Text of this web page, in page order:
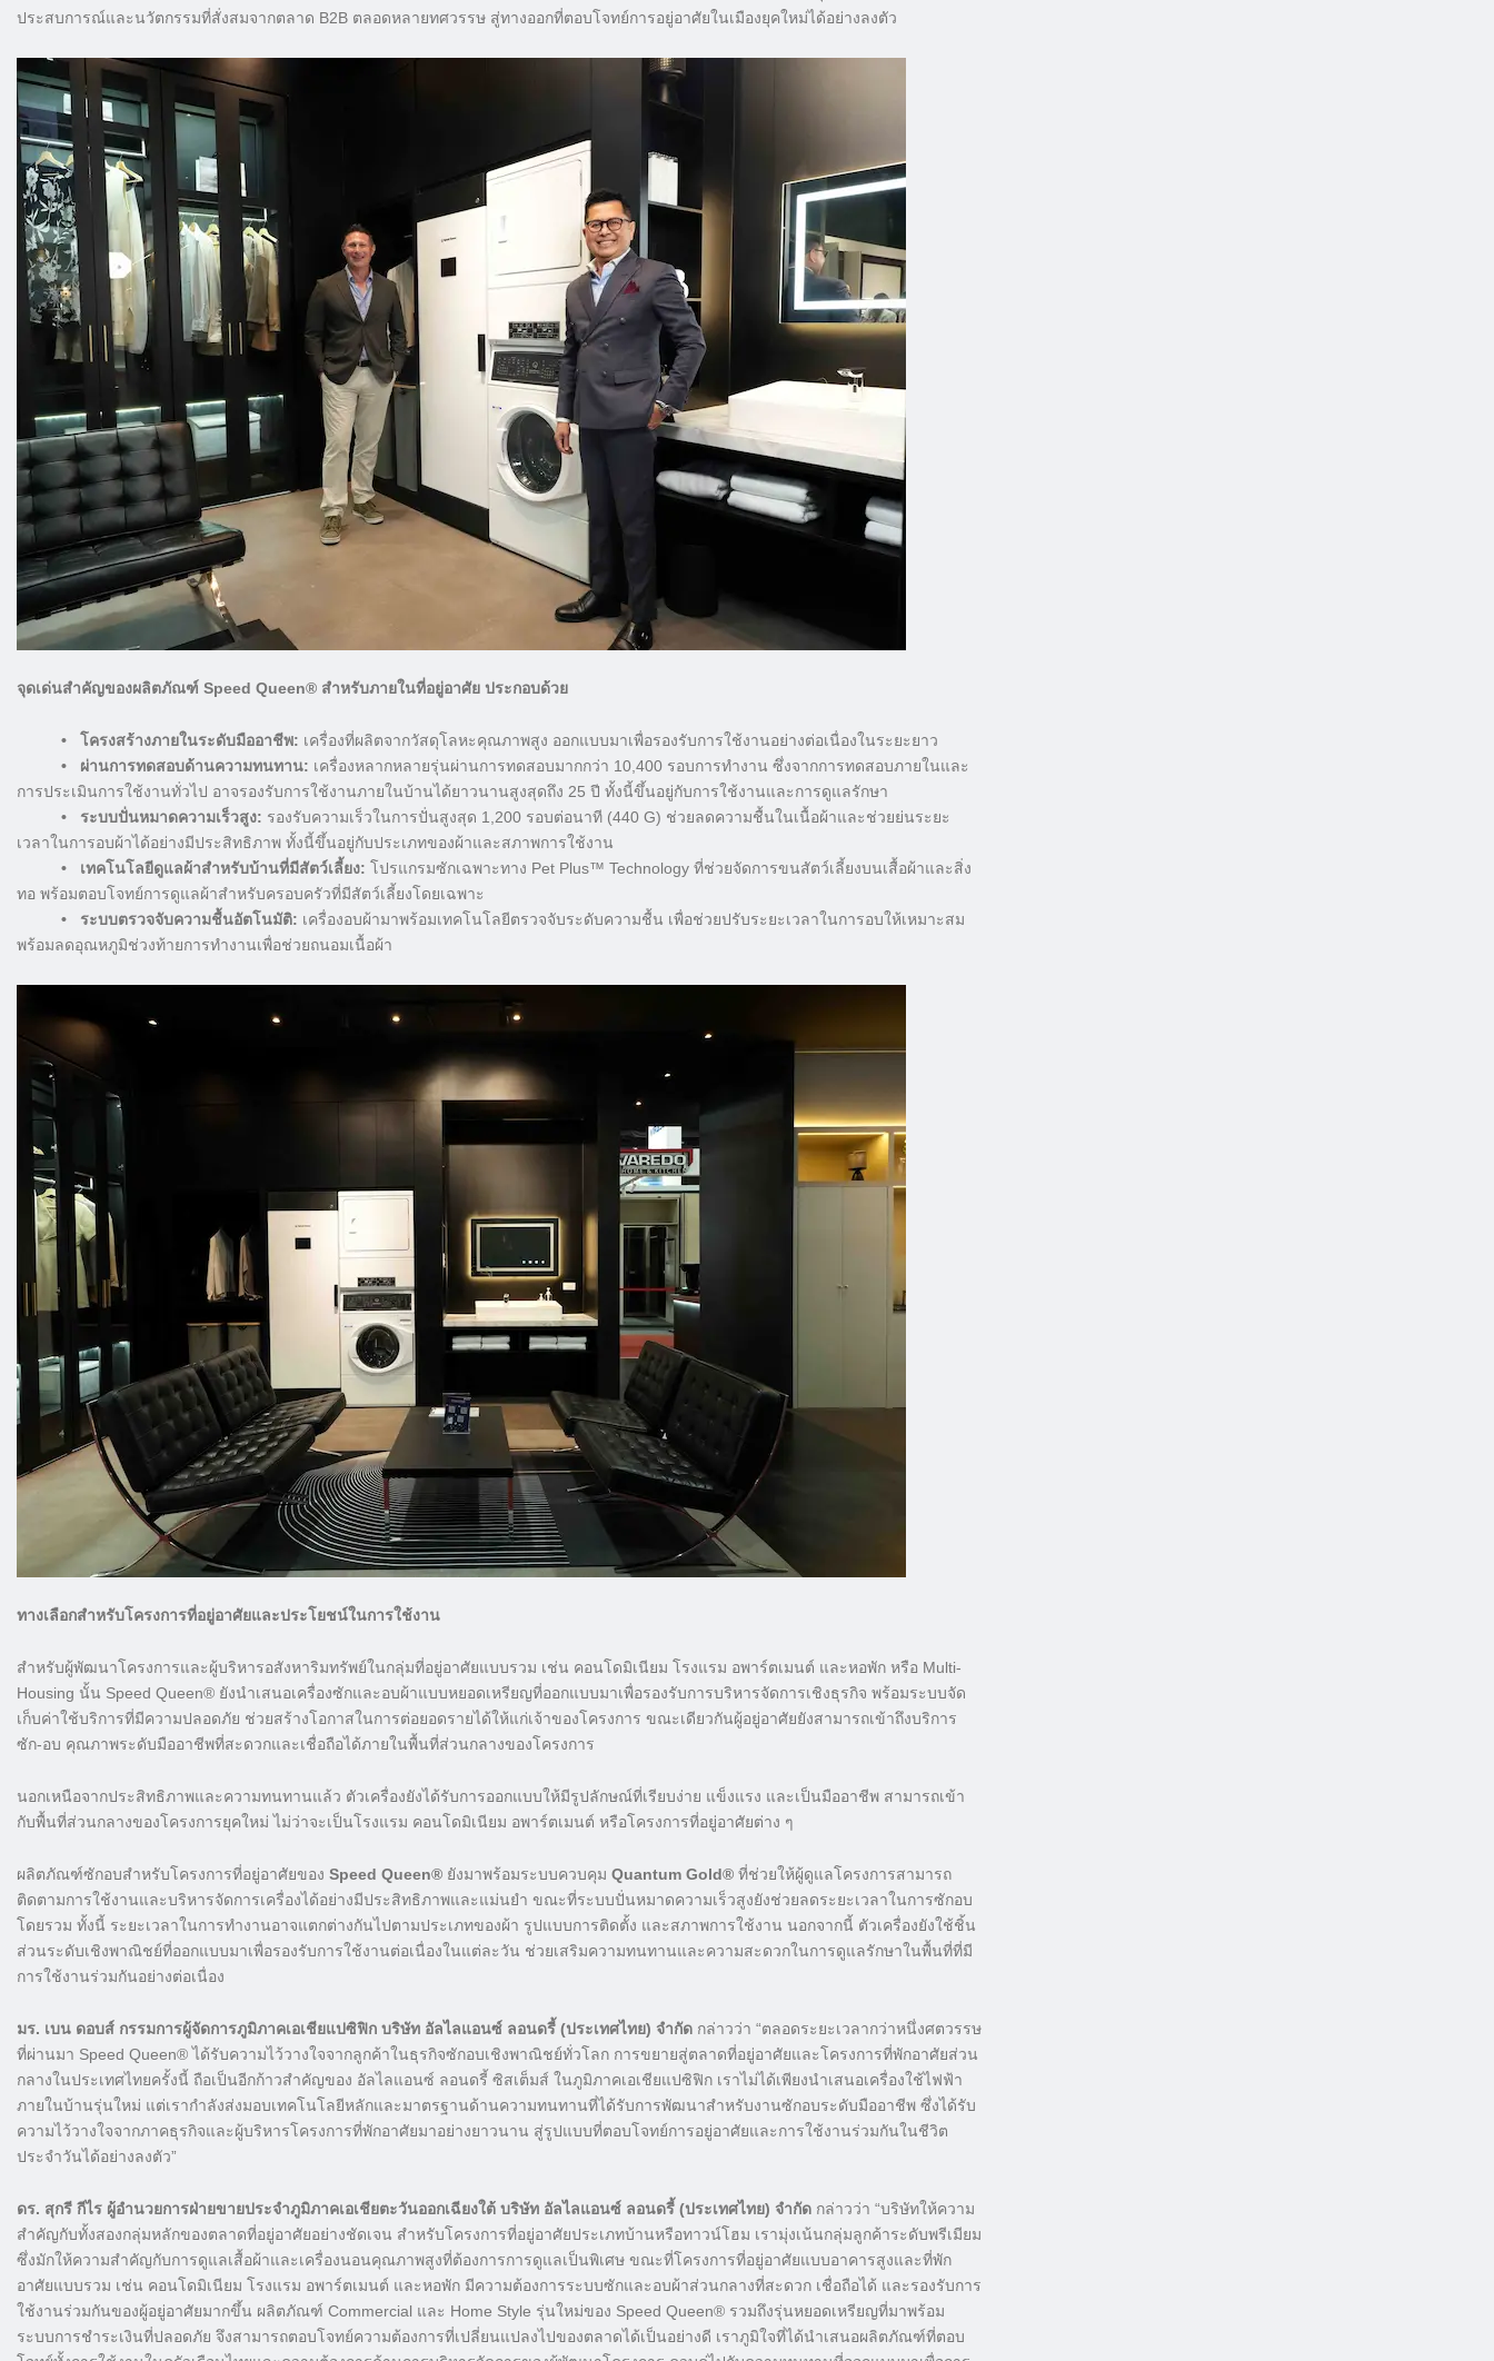
ประสบการณ์และนวัตกรรมที่สั่งสมจากตลาด B2B ตลอดหลายทศวรรษ สู่ทางออกที่ตอบโจทย์การอยู่อาศัยในเมืองยุคใหม่ได้อย่างลงตัว
จุดเด่นสำคัญของผลิตภัณฑ์ Speed Queen® สำหรับภายในที่อยู่อาศัย ประกอบด้วย
• โครงสร้างภายในระดับมืออาชีพ: เครื่องที่ผลิตจากวัสดุโลหะคุณภาพสูง ออกแบบมาเพื่อรองรับการใช้งานอย่างต่อเนื่องในระยะยาว
• ผ่านการทดสอบด้านความทนทาน: เครื่องหลากหลายรุ่นผ่านการทดสอบมากกว่า 10,400 รอบการทำงาน ซึ่งจากการทดสอบภายในและ
การประเมินการใช้งานทั่วไป อาจรองรับการใช้งานภายในบ้านได้ยาวนานสูงสุดถึง 25 ปี ทั้งนี้ขึ้นอยู่กับการใช้งานและการดูแลรักษา
• ระบบปั่นหมาดความเร็วสูง: รองรับความเร็วในการปั่นสูงสุด 1,200 รอบต่อนาที (440 G) ช่วยลดความชื้นในเนื้อผ้าและช่วยย่นระยะ
เวลาในการอบผ้าได้อย่างมีประสิทธิภาพ ทั้งนี้ขึ้นอยู่กับประเภทของผ้าและสภาพการใช้งาน
• เทคโนโลยีดูแลผ้าสำหรับบ้านที่มีสัตว์เลี้ยง: โปรแกรมซักเฉพาะทาง Pet Plus™ Technology ที่ช่วยจัดการขนสัตว์เลี้ยงบนเสื้อผ้าและสิ่ง
ทอ พร้อมตอบโจทย์การดูแลผ้าสำหรับครอบครัวที่มีสัตว์เลี้ยงโดยเฉพาะ
• ระบบตรวจจับความชื้นอัตโนมัติ: เครื่องอบผ้ามาพร้อมเทคโนโลยีตรวจจับระดับความชื้น เพื่อช่วยปรับระยะเวลาในการอบให้เหมาะสม
พร้อมลดอุณหภูมิช่วงท้ายการทำงานเพื่อช่วยถนอมเนื้อผ้า
ทางเลือกสำหรับโครงการที่อยู่อาศัยและประโยชน์ในการใช้งาน
สำหรับผู้พัฒนาโครงการและผู้บริหารอสังหาริมทรัพย์ในกลุ่มที่อยู่อาศัยแบบรวม เช่น คอนโดมิเนียม โรงแรม อพาร์ตเมนต์ และหอพัก หรือ Multi-
Housing นั้น Speed Queen® ยังนำเสนอเครื่องซักและอบผ้าแบบหยอดเหรียญที่ออกแบบมาเพื่อรองรับการบริหารจัดการเชิงธุรกิจ พร้อมระบบจัด
เก็บค่าใช้บริการที่มีความปลอดภัย ช่วยสร้างโอกาสในการต่อยอดรายได้ให้แก่เจ้าของโครงการ ขณะเดียวกันผู้อยู่อาศัยยังสามารถเข้าถึงบริการ
ซัก-อบ คุณภาพระดับมืออาชีพที่สะดวกและเชื่อถือได้ภายในพื้นที่ส่วนกลางของโครงการ
นอกเหนือจากประสิทธิภาพและความทนทานแล้ว ตัวเครื่องยังได้รับการออกแบบให้มีรูปลักษณ์ที่เรียบง่าย แข็งแรง และเป็นมืออาชีพ สามารถเข้า
กับพื้นที่ส่วนกลางของโครงการยุคใหม่ ไม่ว่าจะเป็นโรงแรม คอนโดมิเนียม อพาร์ตเมนต์ หรือโครงการที่อยู่อาศัยต่าง ๆ
ผลิตภัณฑ์ซักอบสำหรับโครงการที่อยู่อาศัยของ Speed Queen® ยังมาพร้อมระบบควบคุม Quantum Gold® ที่ช่วยให้ผู้ดูแลโครงการสามารถ
ติดตามการใช้งานและบริหารจัดการเครื่องได้อย่างมีประสิทธิภาพและแม่นยำ ขณะที่ระบบปั่นหมาดความเร็วสูงยังช่วยลดระยะเวลาในการซักอบ
โดยรวม ทั้งนี้ ระยะเวลาในการทำงานอาจแตกต่างกันไปตามประเภทของผ้า รูปแบบการติดตั้ง และสภาพการใช้งาน นอกจากนี้ ตัวเครื่องยังใช้ชิ้น
ส่วนระดับเชิงพาณิชย์ที่ออกแบบมาเพื่อรองรับการใช้งานต่อเนื่องในแต่ละวัน ช่วยเสริมความทนทานและความสะดวกในการดูแลรักษาในพื้นที่ที่มี
การใช้งานร่วมกันอย่างต่อเนื่อง
มร. เบน ดอบส์ กรรมการผู้จัดการภูมิภาคเอเชียแปซิฟิก บริษัท อัลไลแอนซ์ ลอนดรี้ (ประเทศไทย) จำกัด กล่าวว่า “ตลอดระยะเวลากว่าหนึ่งศตวรรษ
ที่ผ่านมา Speed Queen® ได้รับความไว้วางใจจากลูกค้าในธุรกิจซักอบเชิงพาณิชย์ทั่วโลก การขยายสู่ตลาดที่อยู่อาศัยและโครงการที่พักอาศัยส่วน
กลางในประเทศไทยครั้งนี้ ถือเป็นอีกก้าวสำคัญของ อัลไลแอนซ์ ลอนดรี้ ซิสเต็มส์ ในภูมิภาคเอเชียแปซิฟิก เราไม่ได้เพียงนำเสนอเครื่องใช้ไฟฟ้า
ภายในบ้านรุ่นใหม่ แต่เรากำลังส่งมอบเทคโนโลยีหลักและมาตรฐานด้านความทนทานที่ได้รับการพัฒนาสำหรับงานซักอบระดับมืออาชีพ ซึ่งได้รับ
ความไว้วางใจจากภาคธุรกิจและผู้บริหารโครงการที่พักอาศัยมาอย่างยาวนาน สู่รูปแบบที่ตอบโจทย์การอยู่อาศัยและการใช้งานร่วมกันในชีวิต
ประจำวันได้อย่างลงตัว”
ดร. สุกรี กีไร ผู้อำนวยการฝ่ายขายประจำภูมิภาคเอเชียตะวันออกเฉียงใต้ บริษัท อัลไลแอนซ์ ลอนดรี้ (ประเทศไทย) จำกัด กล่าวว่า “บริษัทให้ความ
สำคัญกับทั้งสองกลุ่มหลักของตลาดที่อยู่อาศัยอย่างชัดเจน สำหรับโครงการที่อยู่อาศัยประเภทบ้านหรือทาวน์โฮม เรามุ่งเน้นกลุ่มลูกค้าระดับพรีเมียม
ซึ่งมักให้ความสำคัญกับการดูแลเสื้อผ้าและเครื่องนอนคุณภาพสูงที่ต้องการการดูแลเป็นพิเศษ ขณะที่โครงการที่อยู่อาศัยแบบอาคารสูงและที่พัก
อาศัยแบบรวม เช่น คอนโดมิเนียม โรงแรม อพาร์ตเมนต์ และหอพัก มีความต้องการระบบซักและอบผ้าส่วนกลางที่สะดวก เชื่อถือได้ และรองรับการ
ใช้งานร่วมกันของผู้อยู่อาศัยมากขึ้น ผลิตภัณฑ์ Commercial และ Home Style รุ่นใหม่ของ Speed Queen® รวมถึงรุ่นหยอดเหรียญที่มาพร้อม
ระบบการชำระเงินที่ปลอดภัย จึงสามารถตอบโจทย์ความต้องการที่เปลี่ยนแปลงไปของตลาดได้เป็นอย่างดี เราภูมิใจที่ได้นำเสนอผลิตภัณฑ์ที่ตอบ